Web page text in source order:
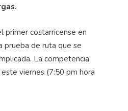
primer costarricense en
prueba de ruta que se
La competencia
viernes (7:50 pm hora